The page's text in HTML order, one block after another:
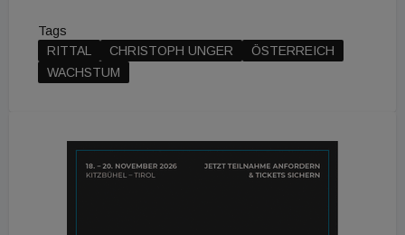
Tags
RITTAL
CHRISTOPH UNGER
ÖSTERREICH
WACHSTUM